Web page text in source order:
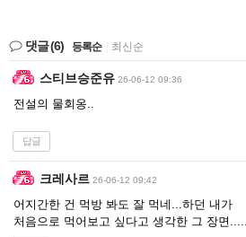
댓글(6) 등록순 최신순
스티브승준유 26-06-12 09:36
전설의 물회옹..
답글
크레사르 26-06-12 09:42
어지간한 건 먹방 봐도 잘 먹네...하던 내가
처음으로 먹어보고 싶다고 생각한 그 장면......